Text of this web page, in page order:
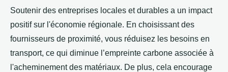
Soutenir des entreprises locales et durables a un impact
positif sur l'économie régionale. En choisissant des
fournisseurs de proximité, vous réduisez les besoins en
transport, ce qui diminue l’empreinte carbone associée à
l'acheminement des matériaux. De plus, cela encourage